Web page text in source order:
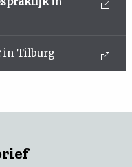
in Tilburg